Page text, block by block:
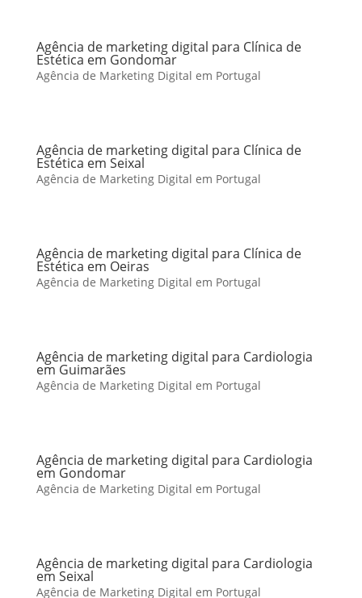
Agência de marketing digital para Clínica de
Estética em Gondomar
Agência de Marketing Digital em Portugal
Agência de marketing digital para Clínica de
Estética em Seixal
Agência de Marketing Digital em Portugal
Agência de marketing digital para Clínica de
Estética em Oeiras
Agência de Marketing Digital em Portugal
Agência de marketing digital para Cardiologia
em Guimarães
Agência de Marketing Digital em Portugal
Agência de marketing digital para Cardiologia
em Gondomar
Agência de Marketing Digital em Portugal
Agência de marketing digital para Cardiologia
em Seixal
Agência de Marketing Digital em Portugal